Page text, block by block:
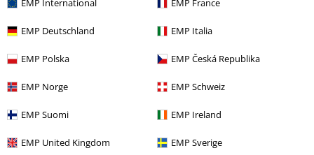
EMP International EMP France
EMP Deutschland EMP Italia
EMP Polska EMP Česká Republika
EMP Norge EMP Schweiz
EMP Suomi EMP Ireland
EMP United Kingdom EMP Sverige
introducir el código en el primer paso del proceso de compra. Libros,
media (CD, DVD, LP, etc.), tickets, Rammstein, (Till) Lindemann, Die Ärzte,
Die Toten Hosen, Feine Sahne Fischfilet, Broilers, Böhse Onkelz, cheques-
promoción.